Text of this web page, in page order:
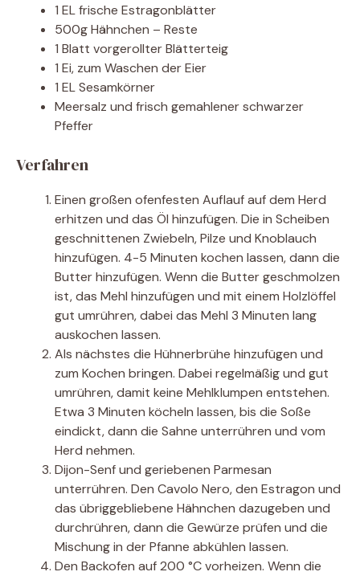
1 EL frische Estragonblätter
500g Hähnchen – Reste
1 Blatt vorgerollter Blätterteig
1 Ei, zum Waschen der Eier
1 EL Sesamkörner
Meersalz und frisch gemahlener schwarzer
Pfeffer
Verfahren
Einen großen ofenfesten Auflauf auf dem Herd
erhitzen und das Öl hinzufügen. Die in Scheiben
geschnittenen Zwiebeln, Pilze und Knoblauch
hinzufügen. 4-5 Minuten kochen lassen, dann die
Butter hinzufügen. Wenn die Butter geschmolzen
ist, das Mehl hinzufügen und mit einem Holzlöffel
gut umrühren, dabei das Mehl 3 Minuten lang
auskochen lassen.
Als nächstes die Hühnerbrühe hinzufügen und
zum Kochen bringen. Dabei regelmäßig und gut
umrühren, damit keine Mehlklumpen entstehen.
Etwa 3 Minuten köcheln lassen, bis die Soße
eindickt, dann die Sahne unterrühren und vom
Herd nehmen.
Dijon-Senf und geriebenen Parmesan
unterrühren. Den Cavolo Nero, den Estragon und
das übriggebliebene Hähnchen dazugeben und
durchrühren, dann die Gewürze prüfen und die
Mischung in der Pfanne abkühlen lassen.
Den Backofen auf 200 °C vorheizen. Wenn die